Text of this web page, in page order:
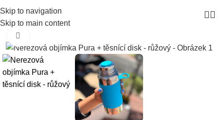
Skip to navigation
Skip to main content